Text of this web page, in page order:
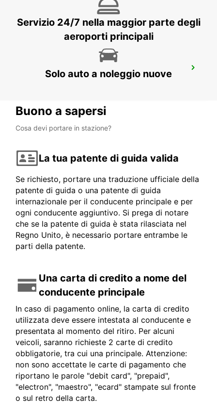
AGEN STAZIONE FERROVIARIA
Servizio 24/7 nella maggior parte degli
aeroporti principali
Solo auto a noleggio nuove
Buono a sapersi
Cosa devi portare in stazione?
La tua patente di guida valida
Se richiesto, portare una traduzione ufficiale della
patente di guida o una patente di guida
internazionale per il conducente principale e per
ogni conducente aggiuntivo. Si prega di notare
che se la patente di guida è stata rilasciata nel
Regno Unito, è necessario portare entrambe le
parti della patente.
Una carta di credito a nome del
conducente principale
In caso di pagamento online, la carta di credito
utilizzata deve essere intestata al conducente e
presentata al momento del ritiro. Per alcuni
veicoli, saranno richieste 2 carte di credito
obbligatorie, tra cui una principale. Attenzione:
non sono accettate le carte di pagamento che
riportano le parole "debit card", "prepaid",
"electron", "maestro", "ecard" stampate sul fronte
o sul retro della carta.